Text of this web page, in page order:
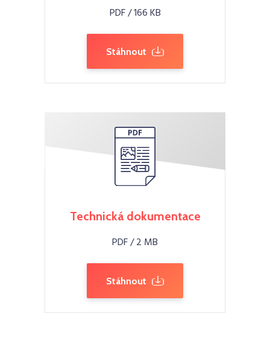
PDF / 166 KB
Stáhnout
Technická dokumentace
PDF / 2 MB
Stáhnout